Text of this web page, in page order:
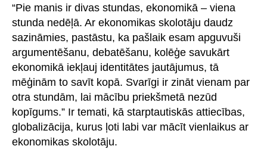
“Pie manis ir divas stundas, ekonomikā – viena
stunda nedēļā. Ar ekonomikas skolotāju daudz
sazināmies, pastāstu, ka pašlaik esam apguvuši
argumentēšanu, debatēšanu, kolēģe savukārt
ekonomikā iekļauj identitātes jautājumus, tā
mēģinām to savīt kopā. Svarīgi ir zināt vienam par
otra stundām, lai mācību priekšmetā nezūd
kopīgums.” Ir temati, kā starptautiskās attiecības,
globalizācija, kurus ļoti labi var mācīt vienlaikus ar
ekonomikas skolotāju.